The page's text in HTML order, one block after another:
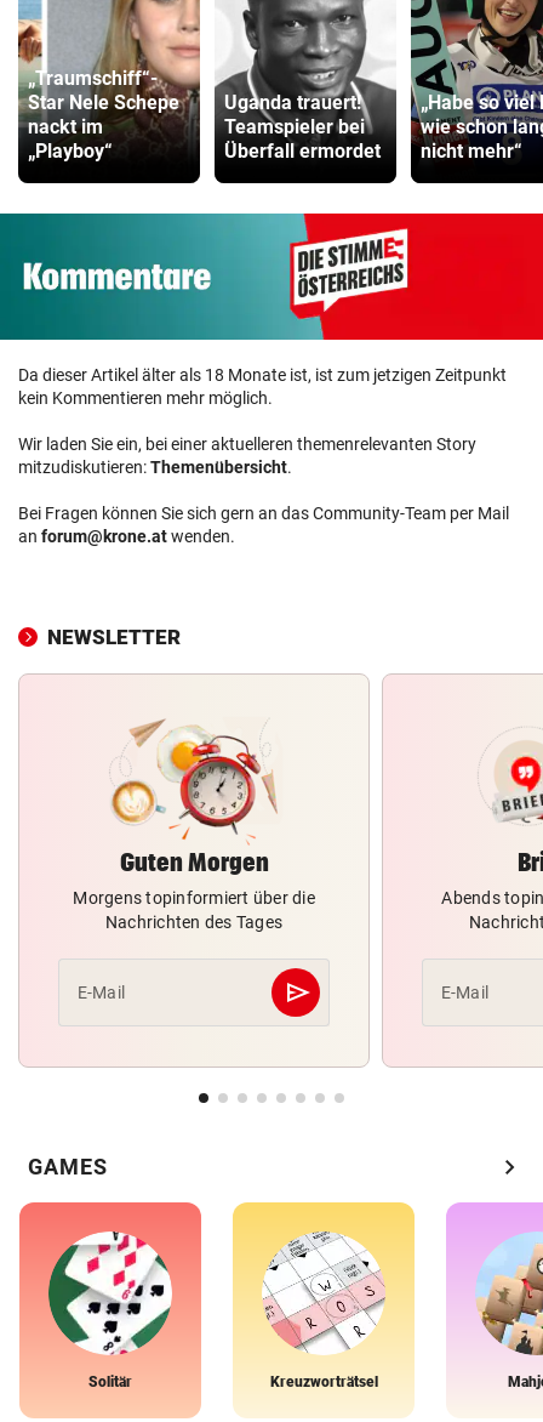
„Traumschiff“-
Star Nele Schepe
nackt im
„Playboy“
Uganda trauert!
Teamspieler bei
Überfall ermordet
„Habe so viel
wie schon
nicht mehr“
Da dieser Artikel älter als 18 Monate ist, ist zum jetzigen Zeitpunkt
kein Kommentieren mehr möglich.
Wir laden Sie ein, bei einer aktuelleren themenrelevanten Story
mitzudiskutieren:Themenübersicht.
Bei Fragen können Sie sich gern an das Community-Team per Mail
an forum@krone.atwenden.
NEWSLETTER
Guten Morgen
Morgens topinformiert über die
Nachrichten des Tages
E-Mail send
Abschicken
Abends
E-Mail
GAMES chevron_right
Solitär Kreuzworträtsel